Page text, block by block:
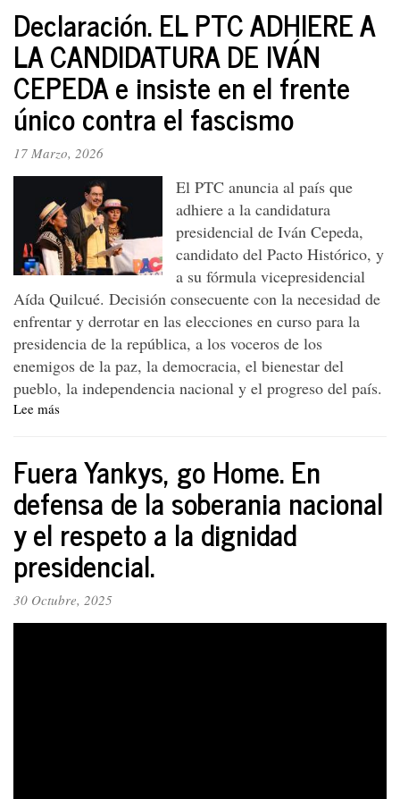
PTC.
Marchamos
por
la
victoria
popular
del
29
mayo
y
en
repudio
de
la
agresiva
hegemonía
progringa
Declaración. EL PTC ADHIERE A
LA CANDIDATURA DE IVÁN
CEPEDA e insiste en el frente
único contra el fascismo
17 Marzo, 2026
El PTC anuncia al país que
adhiere a la candidatura
presidencial de Iván Cepeda,
candidato del Pacto Histórico, y
a su fórmula vicepresidencial
Aída Quilcué. Decisión consecuente con la necesidad de
enfrentar y derrotar en las elecciones en curso para la
presidencia de la república, a los voceros de los
enemigos de la paz, la democracia, el bienestar del
pueblo, la independencia nacional y el progreso del país.
Lee más
PTC
ADHIERE
A
LA
CANDIDATURA
DE
IVÁN
CEPEDA
Fuera Yankys, go Home. En
defensa de la soberania nacional
y el respeto a la dignidad
presidencial.
30 Octubre, 2025